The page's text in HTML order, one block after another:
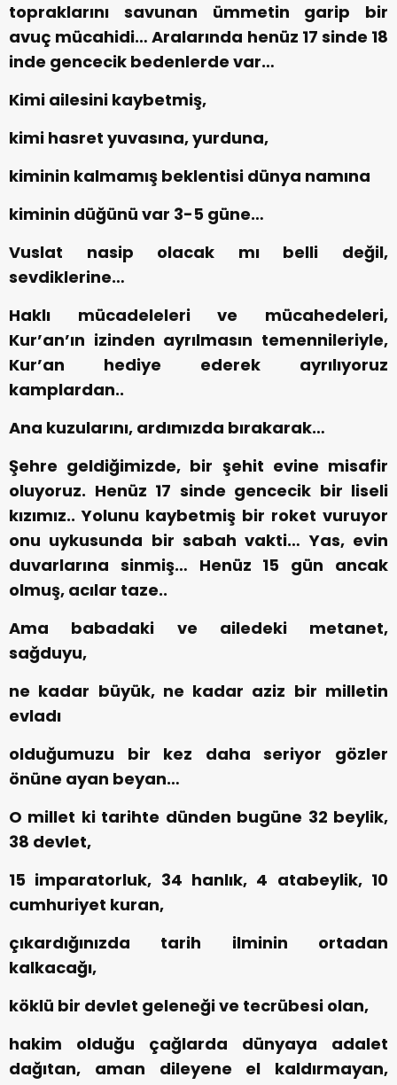
topraklarını savunan ümmetin garip bir
avuç mücahidi… Aralarında henüz 17 sinde 18
inde gencecik bedenlerde var…
Kimi ailesini kaybetmiş,
kimi hasret yuvasına, yurduna,
kiminin kalmamış beklentisi dünya namına
kiminin düğünü var 3-5 güne…
Vuslat nasip olacak mı belli değil,
sevdiklerine…
Haklı mücadeleleri ve mücahedeleri,
Kur’an’ın izinden ayrılmasın temennileriyle,
Kur’an hediye ederek ayrılıyoruz
kamplardan..
Ana kuzularını, ardımızda bırakarak…
Şehre geldiğimizde, bir şehit evine misafir
oluyoruz. Henüz 17 sinde gencecik bir liseli
kızımız.. Yolunu kaybetmiş bir roket vuruyor
onu uykusunda bir sabah vakti… Yas, evin
duvarlarına sinmiş… Henüz 15 gün ancak
olmuş, acılar taze..
Ama babadaki ve ailedeki metanet,
sağduyu,
ne kadar büyük, ne kadar aziz bir milletin
evladı
olduğumuzu bir kez daha seriyor gözler
önüne ayan beyan…
O millet ki tarihte dünden bugüne 32 beylik,
38 devlet,
15 imparatorluk, 34 hanlık, 4 atabeylik, 10
cumhuriyet kuran,
çıkardığınızda tarih ilminin ortadan
kalkacağı,
köklü bir devlet geleneği ve tecrübesi olan,
hakim olduğu çağlarda dünyaya adalet
dağıtan, aman dileyene el kaldırmayan,